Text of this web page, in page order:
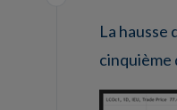
La
cinquième